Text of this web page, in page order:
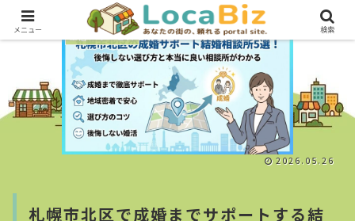
札幌市北区で成婚までサポートする結
生活・サービス
2026.05.26
メニュー 検索